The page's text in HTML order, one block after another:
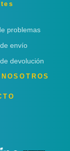
problemas
envío
devolución